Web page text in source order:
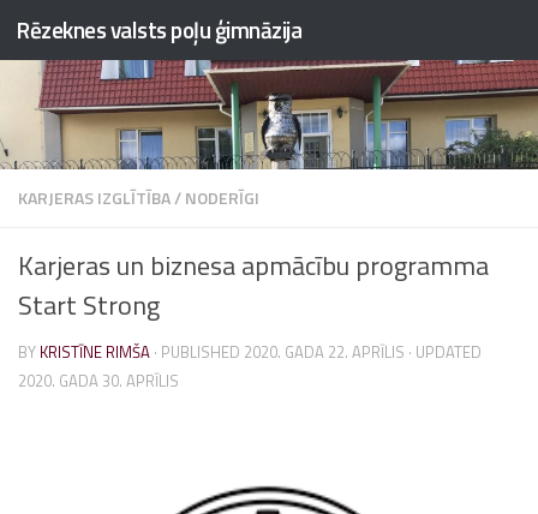
Skip to content
Rēzeknes valsts poļu ģimnāzija
KARJERAS IZGLĪTĪBA/NODERĪGI
Karjeras un biznesa apmācību programma
Start Strong
BY KRISTĪNE RIMŠA · PUBLISHED 2020. GADA 22. APRĪLIS · UPDATED
2020. GADA 30. APRĪLIS